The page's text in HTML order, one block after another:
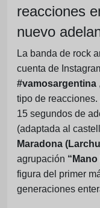
reacciones
nuevo
La banda de rock
cuenta de
#vamosargentina
tipo de
15 segundos de
(adaptada al
Maradona
agrupación “Mano
figura del primer
generaciones